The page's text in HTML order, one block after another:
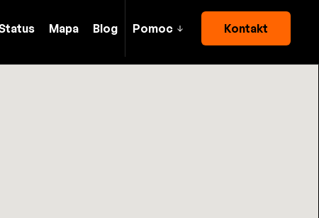
Mapa Blog Pomoc Kontakt